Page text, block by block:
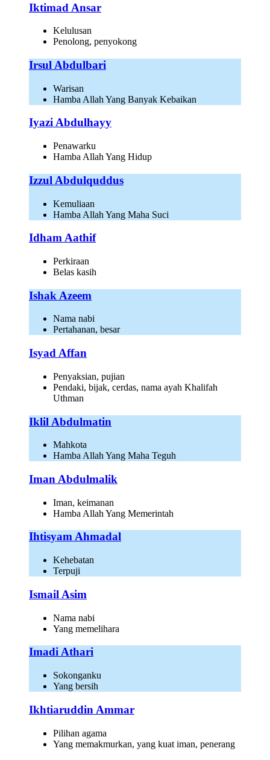
Iktimad Ansar
Kelulusan
Penolong, penyokong
Irsul Abdulbari
Warisan
Hamba Allah Yang Banyak Kebaikan
Iyazi Abdulhayy
Penawarku
Hamba Allah Yang Hidup
Izzul Abdulquddus
Kemuliaan
Hamba Allah Yang Maha Suci
Idham Aathif
Perkiraan
Belas kasih
Ishak Azeem
Nama nabi
Pertahanan, besar
Isyad Affan
Penyaksian, pujian
Pendaki, bijak, cerdas, nama ayah Khalifah
Uthman
Iklil Abdulmatin
Mahkota
Hamba Allah Yang Maha Teguh
Iman Abdulmalik
Iman, keimanan
Hamba Allah Yang Memerintah
Ihtisyam Ahmadal
Kehebatan
Terpuji
Ismail Asim
Nama nabi
Yang memelihara
Imadi Athari
Sokonganku
Yang bersih
Ikhtiaruddin Ammar
Pilihan agama
Yang memakmurkan, yang kuat iman, penerang